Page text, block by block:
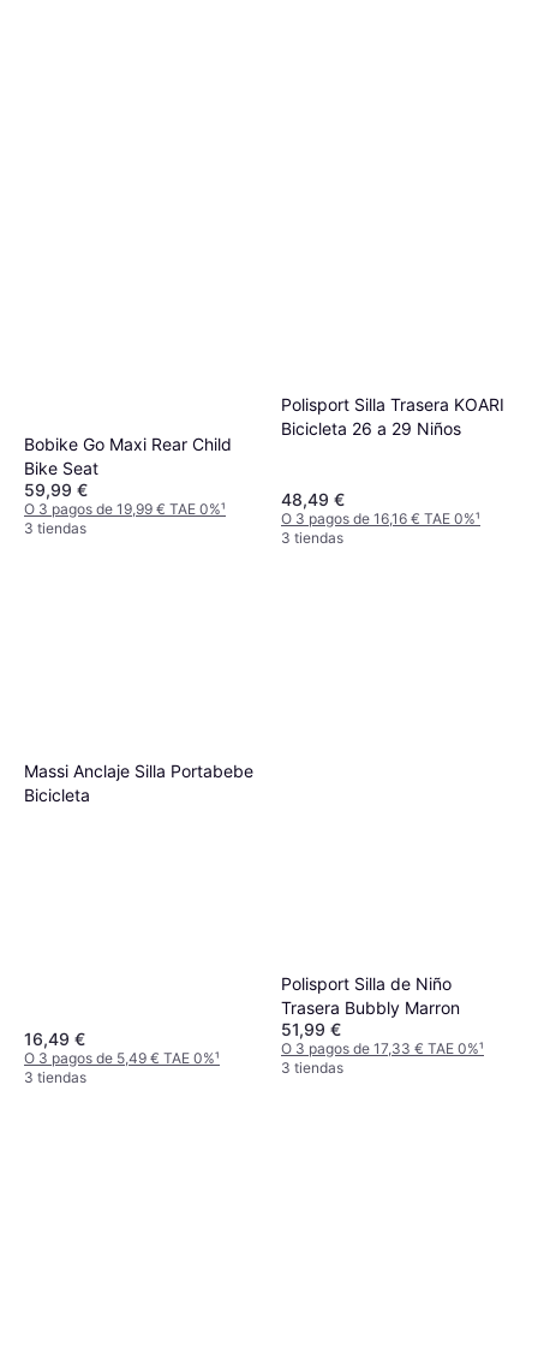
Bobike Go Maxi Rear Child
Bike Seat
59,99 €
O 3 pagos de 19,99 € TAE 0%¹
3 tiendas
Polisport Silla Trasera KOARI
Bicicleta 26 a 29 Niños
48,49 €
O 3 pagos de 16,16 € TAE 0%¹
3 tiendas
Massi Anclaje Silla Portabebe
Bicicleta
16,49 €
O 3 pagos de 5,49 € TAE 0%¹
3 tiendas
Polisport Silla de Niño
Trasera Bubbly Marron
51,99 €
O 3 pagos de 17,33 € TAE 0%¹
3 tiendas